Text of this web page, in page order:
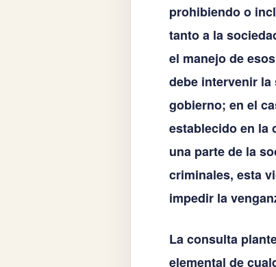
prohibiendo o
tanto a la
el manejo de
debe intervenir la
gobierno; en el
establecido en la
una parte de la
criminales, esta
impedir la
La consulta
elemental de